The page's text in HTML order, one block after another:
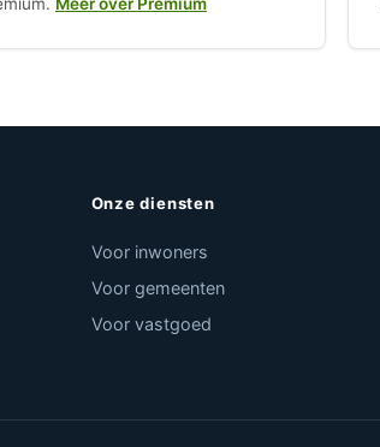
Onze diensten
Voor inwoners
Voor gemeenten
Voor vastgoed